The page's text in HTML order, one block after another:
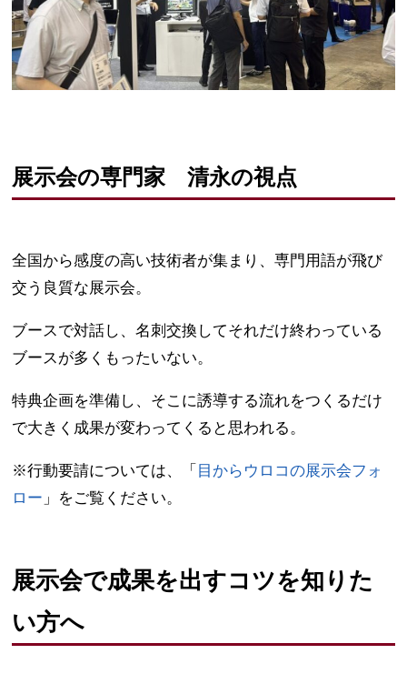
展示会の専門家 清永の視点
全国から感度の高い技術者が集まり、専門用語が飛び
交う良質な展示会。
ブースで対話し、名刺交換してそれだけ終わっている
ブースが多くもったいない。
特典企画を準備し、そこに誘導する流れをつくるだけ
で大きく成果が変わってくると思われる。
※行動要請については、「 目からウロコの展示会フォ
ロー 」をご覧ください。
展示会で成果を出すコツを知りた
い方へ